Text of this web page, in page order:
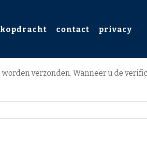
contact privacy
verzonden. Wanneer u de